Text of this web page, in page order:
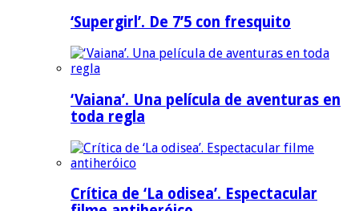
‘Supergirl’. De 7’5 con fresquito
‘Vaiana’. Una película de aventuras en
toda regla
Crítica de ‘La odisea’. Espectacular